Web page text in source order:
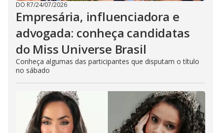
DO R7/24/07/2026
Empresária, influenciadora e
advogada: conheça candidatas
do Miss Universe Brasil
Conheça algumas das participantes que disputam o título
no sábado